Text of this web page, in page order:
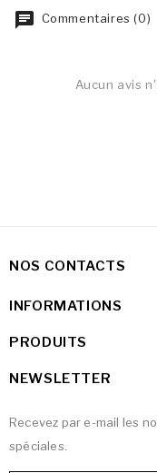
Commentaires (0)
Aucun avis
NOS CONTACTS
INFORMATIONS
PRODUITS
NEWSLETTER
Recevez par e-mail les
spéciales.